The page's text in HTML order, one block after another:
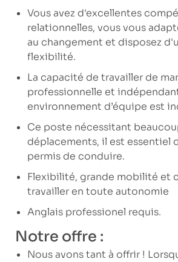
Vous avez d'excellentes
relationnelles, vous vous
au changement et disposez
flexibilité.
La capacité de travailler de
professionnelle et
environnement d’équipe est
Ce poste nécessitant
déplacements, il est essentiel
permis de conduire.
Flexibilité, grande mobilité et
travailler en toute autonomie
Anglais professionel requis.
Notre offre :
Nous avons tant à offrir !